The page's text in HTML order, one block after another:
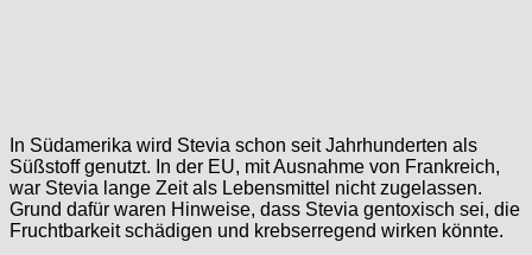
In Südamerika wird Stevia schon seit Jahrhunderten als
Süßstoff genutzt. In der EU, mit Ausnahme von Frankreich,
war Stevia lange Zeit als Lebensmittel nicht zugelassen.
Grund dafür waren Hinweise, dass Stevia gentoxisch sei, die
Fruchtbarkeit schädigen und krebserregend wirken könnte.